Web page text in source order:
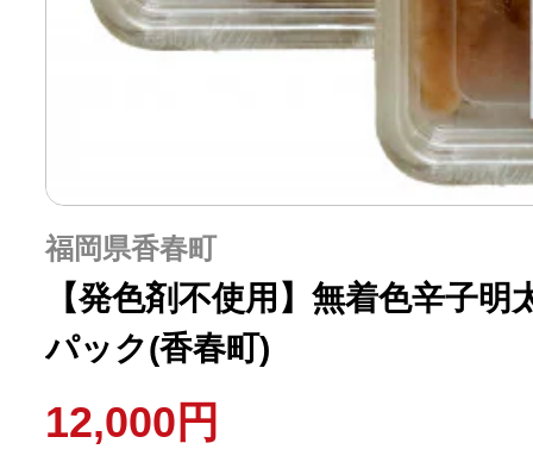
福岡県香春町
【発色剤不使用】無着色辛子
パック(香春町)
12,000円